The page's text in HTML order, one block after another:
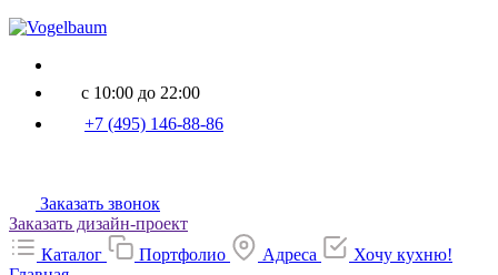
с 10:00 до 22:00
+7 (495) 146-88-86
Заказать звонок
Заказать дизайн-проект
Каталог
Портфолио Адреса
Хочу кухню!